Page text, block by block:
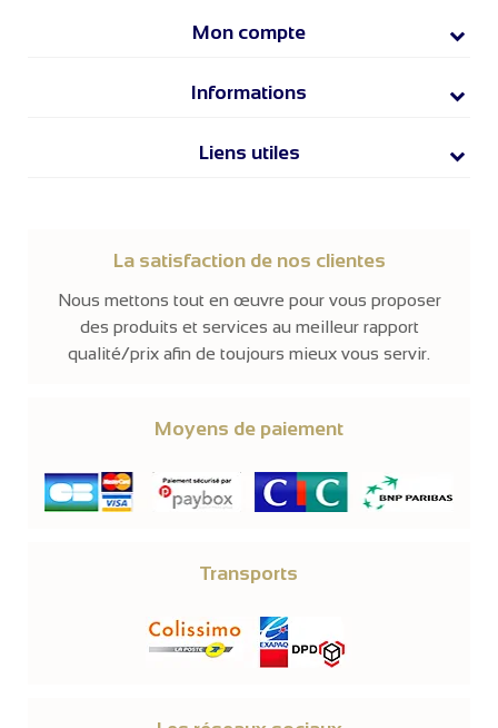
Mon compte
Informations
Liens utiles
La satisfaction de nos clientes
Nous mettons tout en œuvre pour vous proposer
des produits et services au meilleur rapport
qualité/prix afin de toujours mieux vous servir.
Moyens de paiement
Transports